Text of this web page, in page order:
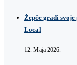
Žepče gradi
Local
12. Maja 2026.